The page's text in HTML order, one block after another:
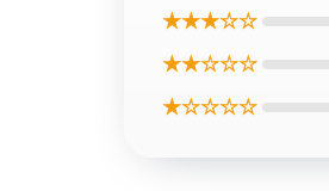
★★★☆☆
★★☆☆☆
★☆☆☆☆